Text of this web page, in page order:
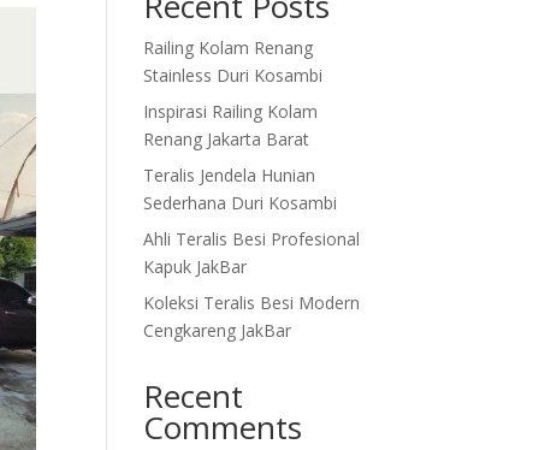
Railing Kolam Renang
Stainless Duri Kosambi
Inspirasi Railing Kolam
Renang Jakarta Barat
Teralis Jendela Hunian
Sederhana Duri Kosambi
Ahli Teralis Besi Profesional
Kapuk JakBar
Koleksi Teralis Besi Modern
Cengkareng JakBar
Recent
Comments